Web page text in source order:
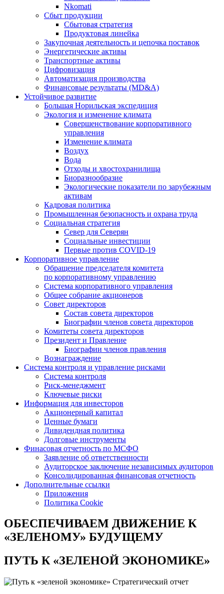
Nkomati
Сбыт продукции
Сбытовая стратегия
Продуктовая линейка
Закупочная деятельность и цепочка поставок
Энергетические активы
Транспортные активы
Цифровизация
Автоматизация производства
Финансовые результаты (MD&A)
Устойчивое развитие
Большая Норильская экспедиция
Экология и изменение климата
Совершенствование корпоративного
управления
Изменение климата
Воздух
Вода
Отходы и хвостохранилища
Биоразнообразие
Экологические показатели по зарубежным
активам
Кадровая политика
Промышленная безопасность и охрана труда
Социальная стратегия
Север для Северян
Социальные инвестиции
Первые против COVID‑19
Корпоративное управление
Обращение председателя комитета
по корпоративному управлению
Система корпоративного управления
Общее собрание акционеров
Совет директоров
Состав совета директоров
Биографии членов совета директоров
Комитеты совета директоров
Президент и Правление
Биографии членов правления
Вознаграждение
Система контроля и управление рисками
Система контроля
Риск-менеджмент
Ключевые риски
Информация для инвесторов
Акционерный капитал
Ценные бумаги
Дивидендная политика
Долговые инструменты
Финасовая отчетность по МСФО
Заявление об ответственности
Аудиторское заключение независимых аудиторов
Консолидированная финансовая отчетность
Дополнительные ссылки
Приложения
Политика Cookie
ОБЕСПЕЧИВАЕМ ДВИЖЕНИЕ К
«ЗЕЛЕНОМУ» БУДУЩЕМУ
ПУТЬ К«ЗЕЛЕНОЙ ЭКОНОМИКЕ»
Стратегический отчет